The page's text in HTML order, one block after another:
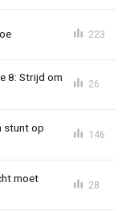
223
8: Strijd om
26
stunt op
146
moet
28